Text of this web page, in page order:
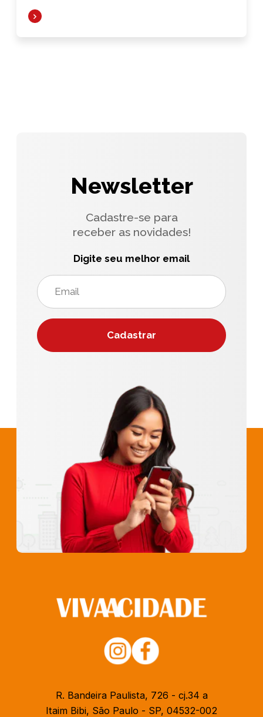
Newsletter
Cadastre-se para
receber as novidades!
Digite seu melhor email
R. Bandeira Paulista, 726 - cj.34 a
Itaim Bibi, São Paulo - SP, 04532-002